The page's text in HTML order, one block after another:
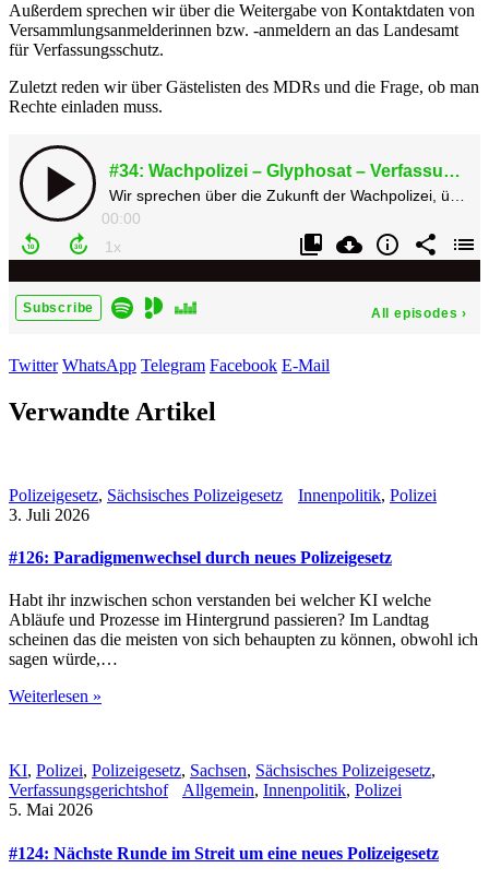
Außerdem sprechen wir über die Weitergabe von Kontaktdaten von
Versammlungsanmelderinnen bzw. -anmeldern an das Landesamt
für Verfassungsschutz.
Zuletzt reden wir über Gästelisten des MDRs und die Frage, ob man
Rechte einladen muss.
Twitter WhatsApp Telegram Facebook E-Mail
Verwandte Artikel
Polizeigesetz, Sächsisches Polizeigesetz Innenpolitik, Polizei
3. Juli 2026
#126: Paradigmenwechsel durch neues Polizeigesetz
Habt ihr inzwischen schon verstanden bei welcher KI welche
Abläufe und Prozesse im Hintergrund passieren? Im Landtag
scheinen das die meisten von sich behaupten zu können, obwohl ich
sagen würde,…
Weiterlesen »
KI, Polizei, Polizeigesetz, Sachsen, Sächsisches Polizeigesetz,
Verfassungsgerichtshof
Allgemein, Innenpolitik, Polizei
5. Mai 2026
#124: Nächste Runde im Streit um eine neues Polizeigesetz